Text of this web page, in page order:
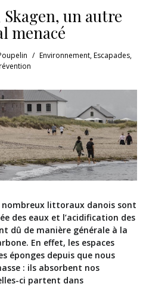
un autre
menacé
Environnement,Escapades,
nombreux littoraux danois sont
des eaux et l’acidification des
dû de manière générale à la
En effet, les espaces
éponges depuis que nous
: ils absorbent nos
ci partent dans